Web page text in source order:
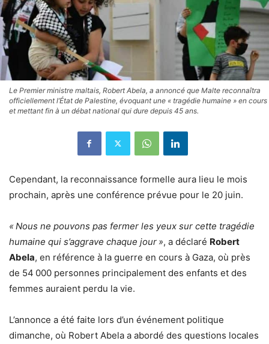
Le Premier ministre maltais, Robert Abela, a annoncé que Malte reconnaîtra
officiellement l’État de Palestine, évoquant une « tragédie humaine » en cours
et mettant fin à un débat national qui dure depuis 45 ans.
Cependant, la reconnaissance formelle aura lieu le mois
prochain, après une conférence prévue pour le 20 juin.
« Nous ne pouvons pas fermer les yeux sur cette tragédie
humaine qui s’aggrave chaque jour », a déclaré Robert
Abela, en référence à la guerre en cours à Gaza, où près
de 54 000 personnes principalement des enfants et des
femmes auraient perdu la vie.
L’annonce a été faite lors d’un événement politique
dimanche, où Robert Abela a abordé des questions locales